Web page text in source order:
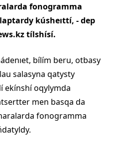
fonogramma
kúsheıttí, - dep
tílshísí.
bílím beru, otbasy
salasyna qatysty
ekínshí oqylymda
men basqa da
fonogramma